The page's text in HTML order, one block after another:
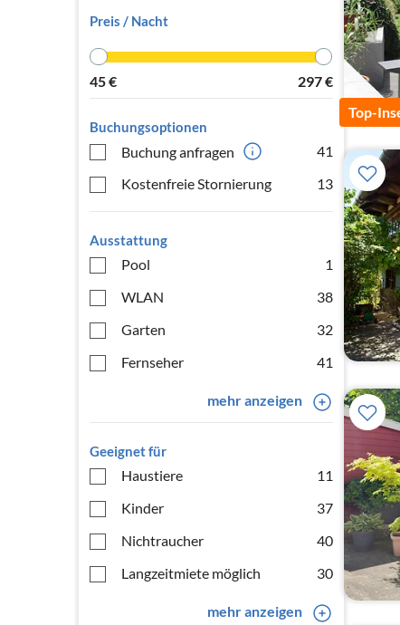
Preis / Nacht
45€ 297€
Buchungsoptionen
Buchung anfragen
41
Kostenfreie Stornierung
13
Ausstattung
Pool
1
WLAN
38
Garten
32
Fernseher
41
mehr anzeigen
Geeignet für
Haustiere
11
Kinder
37
Nichtraucher
40
Langzeitmiete möglich
30
mehr anzeigen
Top-